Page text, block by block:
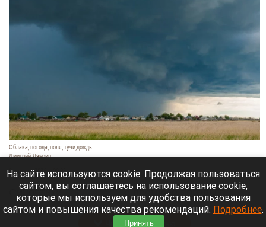
Облака, погода, поля, тучи,дождь.
Дмитрий Лямзин
8 августа 2026 в 08:05
Синоптикирассказалио прогнозе погоды в
Алтайском крае и Барнауле на 8 августа.
Читать полностью
На сайте используются cookie. Продолжая пользоваться
сайтом, вы соглашаетесь на использование cookie,
которые мы используем для удобства пользования
сайтом и повышения качества рекомендаций. Подробнее.
Принять